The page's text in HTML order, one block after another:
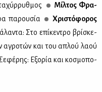
Μίλ­τος Φρα­
πα­ρου­σία
Χρι­στό­φο­ρος
Στο επί­κε­ντρο βρί­σκε­
αγρο­τών και του απλού λα­ού
Εξο­ρία και κο­σμο­πο­